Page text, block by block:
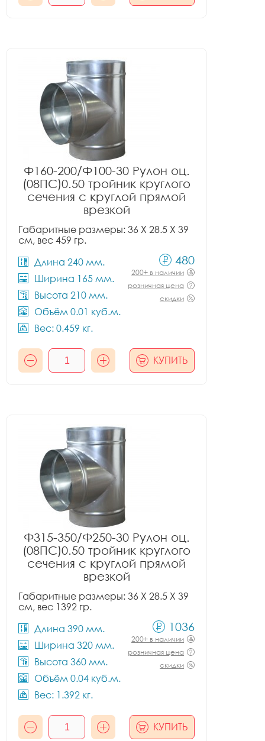
Ф160-200/Ф100-30 Рулон оц.
(08ПС)0.50 тройник круглого
сечения с круглой прямой
врезкой
Габаритные размеры: 36 X 28.5 X 39
см, вес 459 гр.
Длина 240 мм.
Ширина 165 мм.
Высота 210 мм.
Объём 0.01 куб.м.
Вес: 0.459 кг.
480
200+ в наличии
розничная цена
скидки
КУПИТЬ
Ф315-350/Ф250-30 Рулон оц.
(08ПС)0.50 тройник круглого
сечения с круглой прямой
врезкой
Габаритные размеры: 36 X 28.5 X 39
см, вес 1392 гр.
Длина 390 мм.
Ширина 320 мм.
Высота 360 мм.
Объём 0.04 куб.м.
Вес: 1.392 кг.
1036
200+ в наличии
розничная цена
скидки
КУПИТЬ